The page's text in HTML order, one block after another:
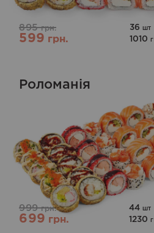
895грн.
599грн.
36 шт
1010 г
Роломанія
999грн.
699грн.
44 шт
1230 г